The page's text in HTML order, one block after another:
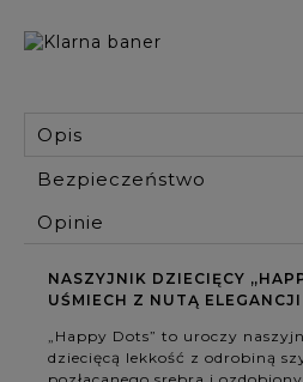
Opis
Bezpieczeństwo
Opinie
NASZYJNIK DZIECIĘCY
UŚMIECH Z NUTĄ ELEGANCJI
„Happy Dots” to uroczy
dziecięcą lekkość z odrobiną